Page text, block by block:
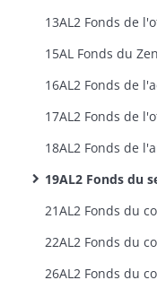
18AL2 Fonds de
19AL2 Fonds du service